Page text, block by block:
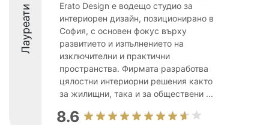
Лауреати
Erato Design е водещо студио за
интериорен дизайн, позиционирано в
София, с основен фокус върху
развитието и изпълнението на
изключителни и практични
пространства. Фирмата разработва
цялостни интериорни решения както
за жилищни, така и за обществени ...
8.6